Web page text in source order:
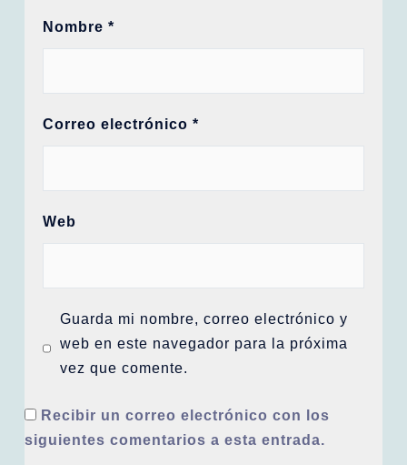
Nombre *
Correo electrónico *
Web
Guarda mi nombre, correo electrónico y
web en este navegador para la próxima
vez que comente.
Recibir un correo electrónico con los
siguientes comentarios a esta entrada.